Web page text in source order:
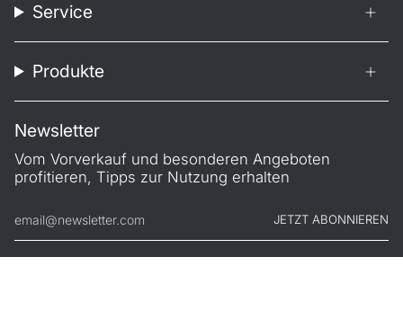
Service
Produkte
Newsletter
Vom Vorverkauf und besonderen Angeboten
profitieren, Tipps zur Nutzung erhalten
JETZT ABONNIEREN